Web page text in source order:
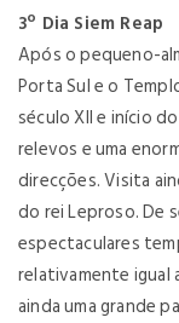
3º Dia Siem Reap
Após o pequeno-
Porta Sul e o
século XII e início
relevos e uma
direcções. Visita
do rei Leproso. De
espectaculares
relativamente igual
ainda uma grande